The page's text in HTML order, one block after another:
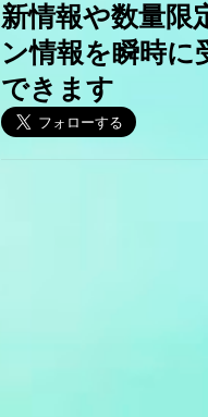
新情報や数量限
ン情報を瞬時に
できます